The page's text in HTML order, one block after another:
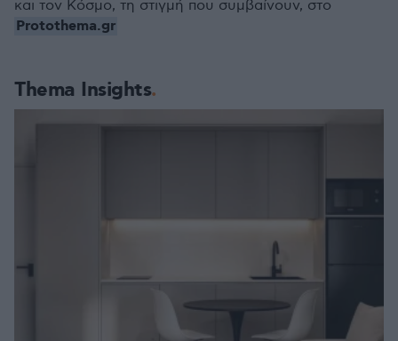
Thema Insights
και τον Κόσμο, τη στιγμή που συμβαίνουν, στο
Protothema.gr